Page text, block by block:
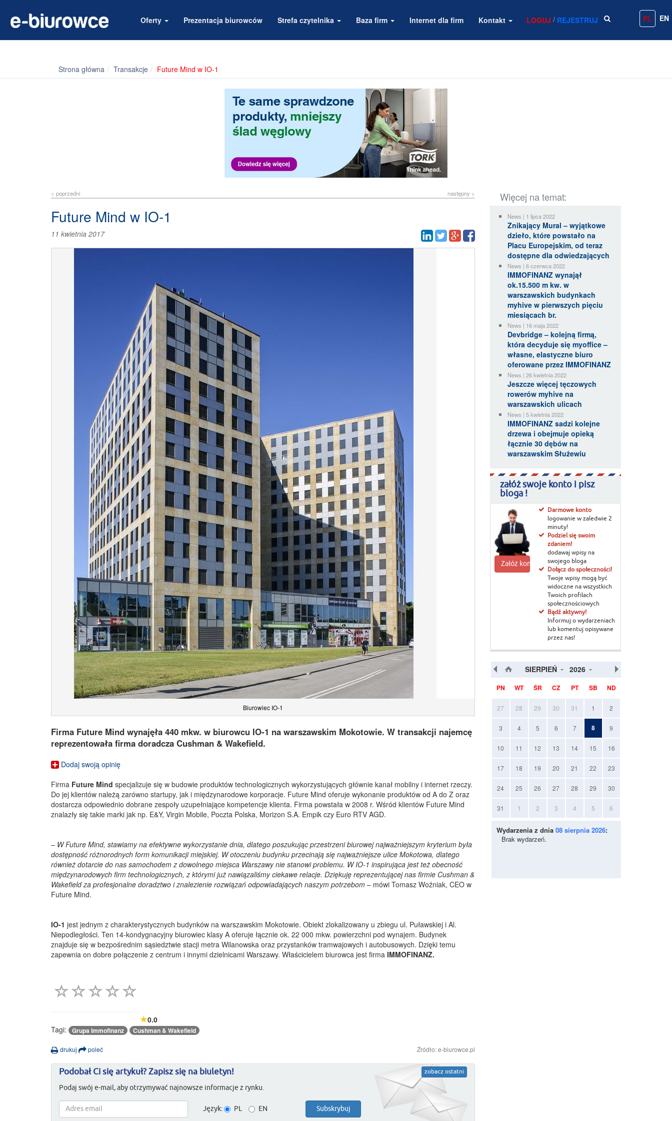
Oferty Prezentacja biurowców Strefa czytelnika Baza firm Internet dla firm Kontakt LOGUJ / REJESTRUJ PL EN
Strona główna Transakcje Future Mind w IO-1
< poprzedni następny >
Future Mind w IO-1
11 kwietnia 2017
Biurowiec IO-1
Firma Future Mind wynajęła 440 mkw. w biurowcu IO-1 na warszawskim Mokotowie. W transakcji najemcę
reprezentowała firma doradcza Cushman & Wakefield.
Dodaj swoją opinię
Firma Future Mind specjalizuje się w budowie produktów technologicznych wykorzystujących głównie kanał mobilny i internet rzeczy.
Do jej klientów należą zarówno startupy, jak i międzynarodowe korporacje. Future Mind oferuje wykonanie produktów od A do Z oraz
dostarcza odpowiednio dobrane zespoły uzupełniające kompetencje klienta. Firma powstała w 2008 r. Wśród klientów Future Mind
znalazły się takie marki jak np. E&Y, Virgin Mobile, Poczta Polska, Morizon S.A. Empik czy Euro RTV AGD.
– W Future Mind, stawiamy na efektywne wykorzystanie dnia, dlatego poszukując przestrzeni biurowej najważniejszym kryterium była
dostępność różnorodnych form komunikacji miejskiej. W otoczeniu budynku przecinają się najważniejsze ulice Mokotowa, dlatego
również dotarcie do nas samochodem z dowolnego miejsca Warszawy nie stanowi problemu. W IO-1 inspirująca jest też obecność
międzynarodowych firm technologicznych, z którymi już nawiązaliśmy ciekawe relacje. Dziękuję reprezentującej nas firmie Cushman &
Wakefield za profesjonalne doradztwo i znalezienie rozwiązań odpowiadających naszym potrzebom – mówi Tomasz Woźniak, CEO w
Future Mind.
IO-1 jest jednym z charakterystycznych budynków na warszawskim Mokotowie. Obiekt zlokalizowany u zbiegu ul. Puławskiej i Al.
Niepodległości. Ten 14-kondygnacyjny biurowiec klasy A oferuje łącznie ok. 22 000 mkw. powierzchni pod wynajem. Budynek
znajduje się w bezpośrednim sąsiedztwie stacji metra Wilanowska oraz przystanków tramwajowych i autobusowych. Dzięki temu
zapewnia on dobre połączenie z centrum i innymi dzielnicami Warszawy. Właścicielem biurowca jest firma IMMOFINANZ.
0.0
Tagi:
Grupa Immofinanz Cushman & Wakefield
drukuj poleć Źródło: e-biurowce.pl
zobacz ostatni
Podobał Ci się artykuł? Zapisz się na biuletyn!
Podaj swój e-mail, aby otrzymywać najnowsze informacje z rynku.
Język: PL EN
Więcej na temat:
News | 1 lipca 2022
Znikający Mural – wyjątkowe
dzieło, które powstało na
Placu Europejskim, od teraz
dostępne dla odwiedzających
News | 6 czerwca 2022
IMMOFINANZ wynajął
ok.15.500 m kw. w
warszawskich budynkach
myhive w pierwszych pięciu
miesiącach br.
News | 16 maja 2022
Devbridge – kolejną firmą,
która decyduje się myoffice –
własne, elastyczne biuro
oferowane przez IMMOFINANZ
News | 26 kwietnia 2022
Jeszcze więcej tęczowych
rowerów myhive na
warszawskich ulicach
News | 5 kwietnia 2022
IMMOFINANZ sadzi kolejne
drzewa i obejmuje opieką
łącznie 30 dębów na
warszawskim Służewiu
załóż swoje konto i pisz
bloga !
Załóż konto
Darmowe konto
logowanie w zaledwie 2
minuty!
Podziel się swoim
zdaniem!
dodawaj wpisy na
swojego bloga
Dołącz do społeczności!
Twoje wpisy mogą być
widoczne na wszystkich
Twoich profilach
społecznościowych
Bądź aktywny!
Informuj o wydarzeniach
lub komentuj opisywane
przez nas!
SIERPIEŃ 2026
PN WT ŚR CZ PT SB ND
27 28 29 30 31 1 2
3 4 5 6 7 8 9
10 11 12 13 14 15 16
17 18 19 20 21 22 23
24 25 26 27 28 29 30
31 1 2 3 4 5 6
Wydarzenia z dnia 08 sierpnia 2026:
Brak wydarzeń.